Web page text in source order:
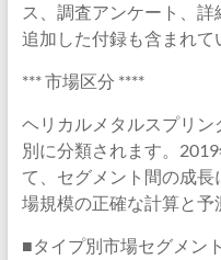
ス、調査アンケート、
追加した付録も含まれて
*** 市場区分 ****
ヘリカルメタルスプリ
別に分類されます。
て、セグメント間の成
場規模の正確な計算と予
■タイプ別市場セグメント